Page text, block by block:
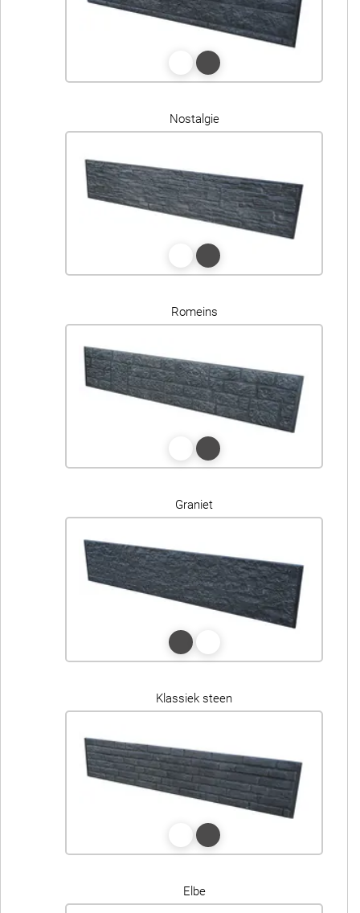
Nostalgie
Romeins
Graniet
Klassiek steen
Elbe